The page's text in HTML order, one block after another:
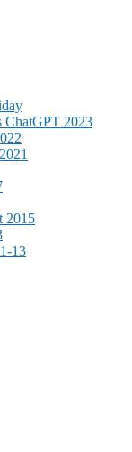
2023
2015
13